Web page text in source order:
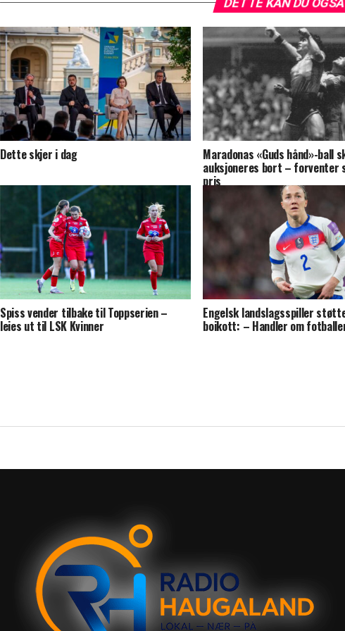
Dette skjer i dag Maradonas «Guds hånd»-ball
auksjoneres bort – forventer
pris
Spiss vender tilbake til Toppserien –
leies ut til LSK Kvinner
Engelsk landslagsspiller
boikott: – Handler om